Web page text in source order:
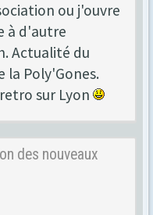
ou j'ouvre
à d'autre
Actualité du
Poly'Gones.
sur Lyon
des nouveaux